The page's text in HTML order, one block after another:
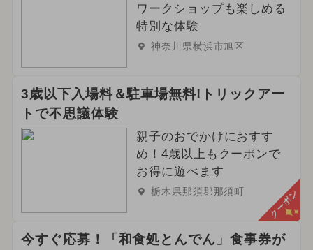
ワークショップも楽しめる
特別な体験
神奈川県横浜市旭区
3歳以下入場料＆駐車場無料!トリックアー
トで不思議体験
親子のおでかけにおすす
め！4歳以上もクーポンで
お得に遊べます
栃木県那須郡那須町 クーポン
今すぐ応募！「和食処とんでん」食事券が